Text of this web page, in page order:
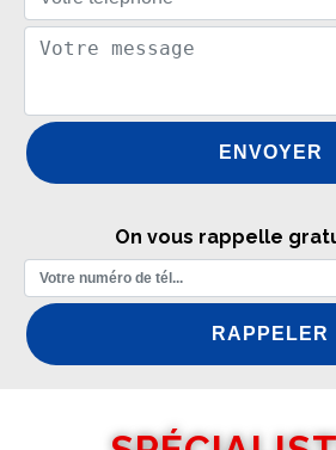
On vous rappelle